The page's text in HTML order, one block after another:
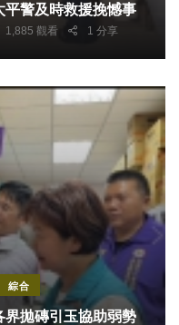
疑似職場不順遂釀驚魂 太平警及時救援挽憾事
1,885 觀看 1 分享
綜合
界拋磚引玉協助弱勢